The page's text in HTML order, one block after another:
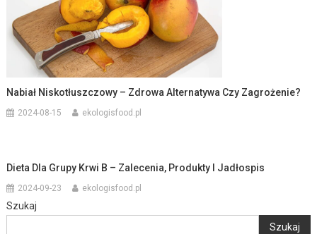
Nabiał Niskotłuszczowy – Zdrowa Alternatywa Czy Zagrożenie?
2024-08-15 ekologisfood.pl
Dieta Dla Grupy Krwi B – Zalecenia, Produkty I Jadłospis
2024-09-23 ekologisfood.pl
Szukaj
Szukaj